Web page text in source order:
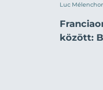
Luc
között: